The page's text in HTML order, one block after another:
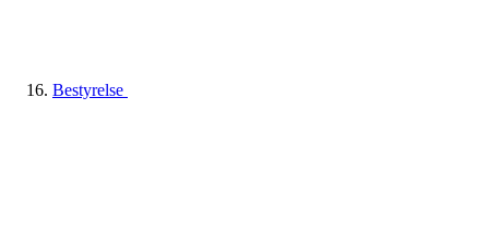
Bestyrelse